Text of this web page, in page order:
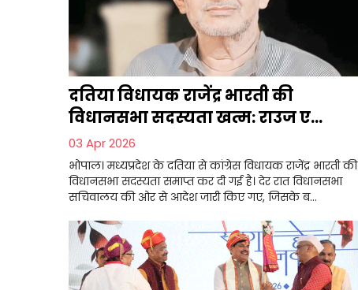
दतिया विधायक राजेंद्र भारती की
विधानसभा सदस्यता खत्म: राउज ए...
03 Apr 2026
भोपाल। मध्यप्रदेश के दतिया से कांग्रेस विधायक राजेंद्र भारती की
विधानसभा सदस्यता समाप्त कर दी गई है। देर रात विधानसभा
सचिवालय की ओर से आदेश जारी किए गए, जिसके ब...